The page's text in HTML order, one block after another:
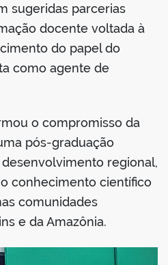
sugeridas parcerias
docente voltada à
do papel do
como agente de
o compromisso da
pós-graduação
regional,
conhecimento científico
comunidades
e da Amazônia.